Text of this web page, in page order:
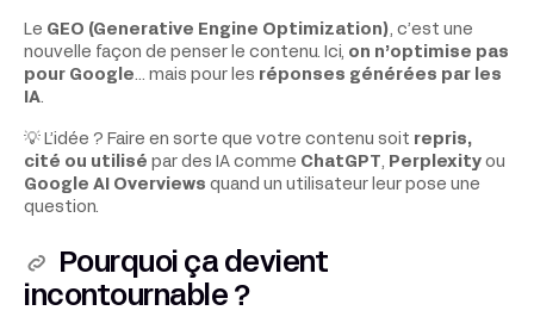
Le GEO (Generative Engine Optimization), c’est une
nouvelle façon de penser le contenu. Ici, on n’optimise pas
pour Google… mais pour les réponses générées par les
IA.
💡 L’idée ? Faire en sorte que votre contenu soit repris,
cité ou utilisé par des IA comme ChatGPT, Perplexity ou
Google AI Overviews quand un utilisateur leur pose une
question.
Pourquoi ça devient
incontournable ?